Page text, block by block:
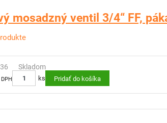
mosadzný ventil 3/4“ FF,
Skladom
ks Pridať do košíka